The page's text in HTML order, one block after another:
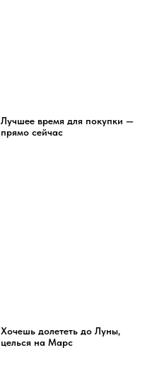
Лучшее время для покупки —
прямо сейчас
Хочешь долететь до Луны,
целься на Марс